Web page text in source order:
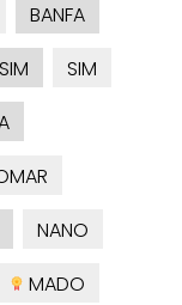
BANFA
SIM
SIM
NANO
MADO